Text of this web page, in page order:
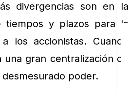
divergencias son en la
tiempos y plazos para la
accionistas. Cuando
gran centralización de
poder.